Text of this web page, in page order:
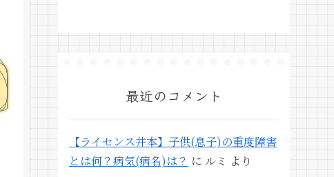
最近のコメント
【ライセンス井本】子供(息子)の重度障害
とは何？病気(病名)は？ に ルミ より